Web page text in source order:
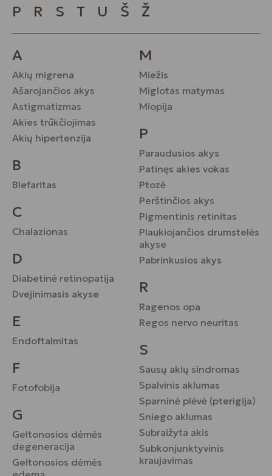
P
R S T U Š Ž
A
Akių migrena
Ašarojančios akys
Astigmatizmas
Akies trūkčiojimas
Akių hipertenzija
B
Blefaritas
C
Chalazionas
D
Diabetinė retinopatija
Dvejinimasis akyse
E
Endoftalmitas
F
Fotofobija
G
Geltonosios dėmės
degeneracija
Geltonosios dėmės
M
Miežis
Miglotas matymas
Miopija
P
Paraudusios akys
Patinęs akies vokas
Ptozė
Perštinčios akys
Pigmentinis retinitas
Plaukiojančios drumstelės
akyse
Pabrinkusios akys
R
Ragenos opa
Regos nervo neuritas
S
Sausų akių sindromas
Spalvinis aklumas
Sparninė plėvė (pterigija)
Sniego aklumas
Subraižyta akis
Subkonjunktyvinis
kraujavimas